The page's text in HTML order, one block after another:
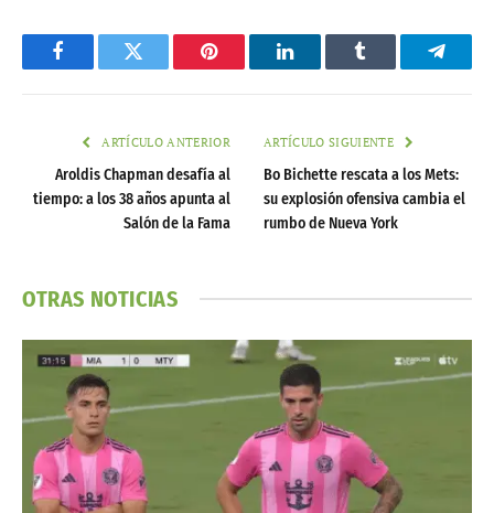
FacebookTwitter Pinterest LinkedInTumblr
ARTÍCULO ANTERIOR
Aroldis Chapman desafía al
tiempo: a los 38 años apunta al
Salón de la Fama
ARTÍCULO SIGUIENTE
Bo Bichette rescata a los Mets:
su explosión ofensiva cambia el
rumbo de Nueva York
OTRAS NOTICIAS